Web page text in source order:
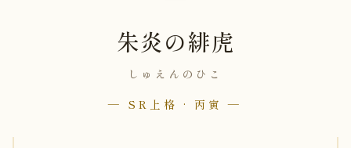
朱炎の緋虎
しゅえんのひこ
— SR上格 · 丙寅 —